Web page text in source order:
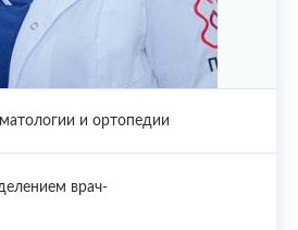
и ортопедии
врач-